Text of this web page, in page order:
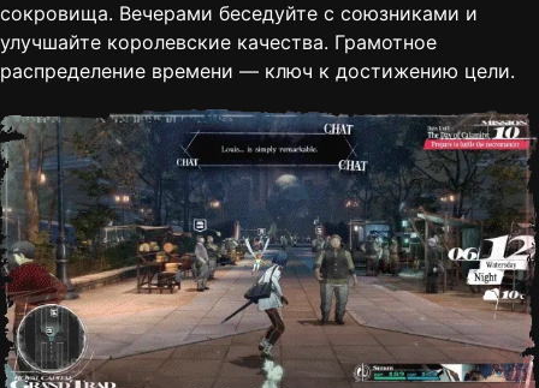
сокровища. Вечерами беседуйте с союзниками и
улучшайте королевские качества. Грамотное
распределение времени — ключ к достижению цели.